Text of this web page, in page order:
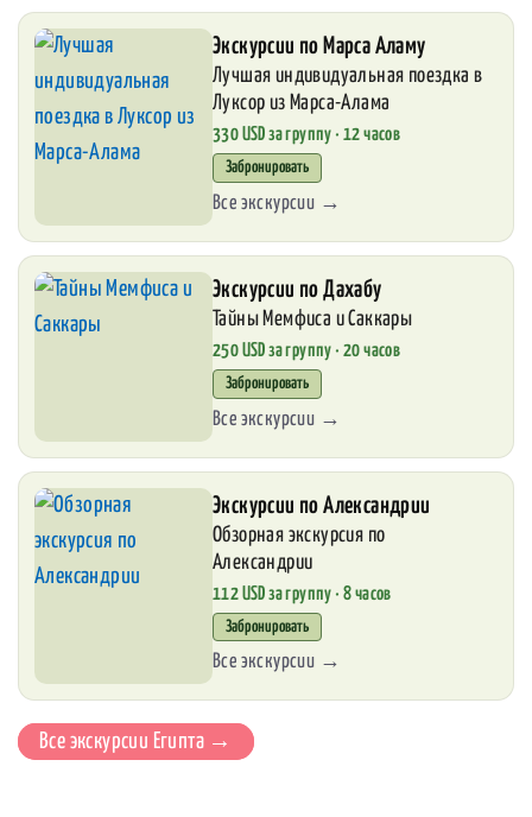
Экскурсии по Марса Аламу
Лучшая индивидуальная поездка в
Луксор из Марса-Алама
330 USD за группу · 12 часов
Забронировать
Все экскурсии →
Экскурсии по Дахабу
Тайны Мемфиса и Саккары
250 USD за группу · 20 часов
Забронировать
Все экскурсии →
Экскурсии по Александрии
Обзорная экскурсия по
Александрии
112 USD за группу · 8 часов
Забронировать
Все экскурсии →
Все экскурсии Египта →